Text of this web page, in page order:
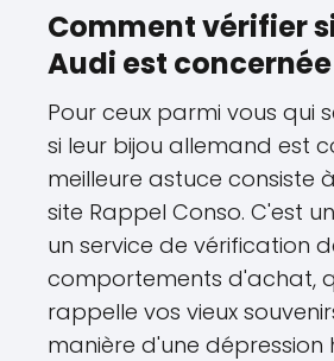
Comment vérifier
Audi est concernée
Pour ceux parmi vous qui
si leur bijou allemand est
meilleure astuce consiste
site Rappel Conso. C'est
un service de vérification
comportements d'achat,
rappelle vos vieux
manière d'une dépression